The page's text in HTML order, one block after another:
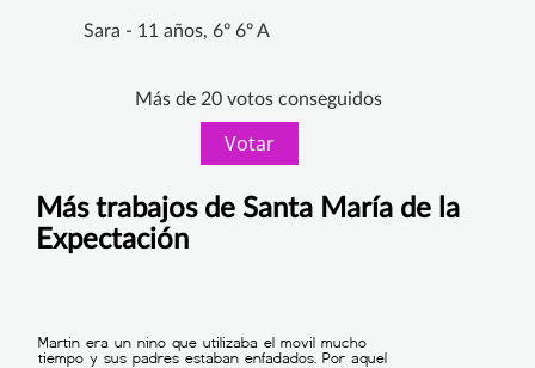
Sara - 11 años, 6º 6º A
Más de 20 votos conseguidos
Votar
Más trabajos de Santa María de la
Expectación